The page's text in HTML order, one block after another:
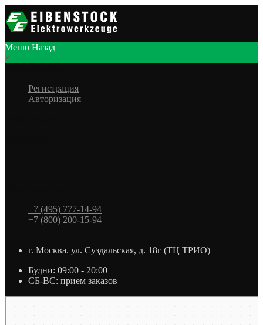
Меню Назад
×
Регистрация
Авторизация
+7 (495) 777-14-94
+7 (800) 200-15-94
г. Москва. ул. Суздальская, д. 18г (ТЦ ТРИО)
Будни: 09:00 - 20:00
СБ-ВС: прием заказов